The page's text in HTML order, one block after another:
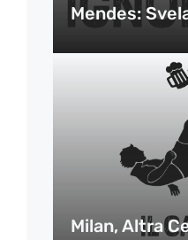
Mendes:
Milan, Altra